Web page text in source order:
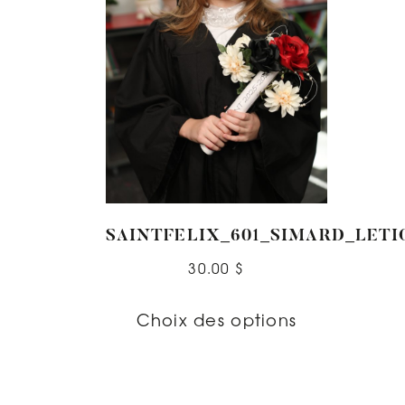
30.00 $
Choix des options